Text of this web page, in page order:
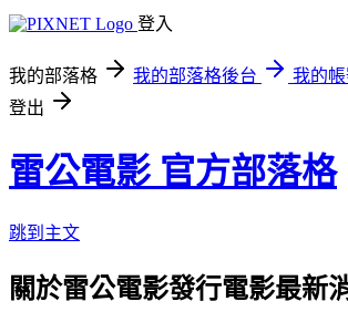
登入
我的部落格 我的部落格後台
我的
登出
雷公電影 官方部落格
跳到主文
關於雷公電影發行電影最新